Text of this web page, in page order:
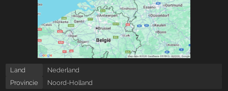
Land
Nederland
Provincie
Noord-Holland